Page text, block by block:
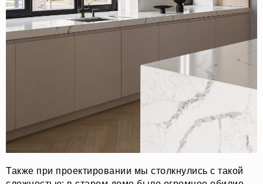
Также при проектировании мы столкнулись с такой